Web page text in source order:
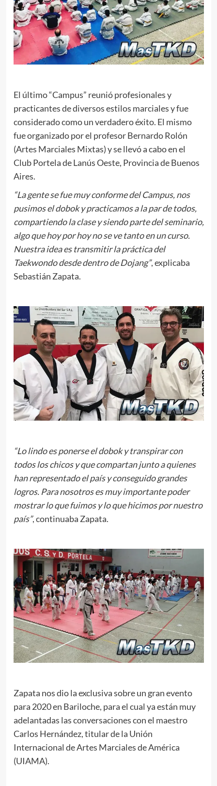
El último “Campus” reunió profesionales y
practicantes de diversos estilos marciales y fue
considerado como un verdadero éxito. El mismo
fue organizado por el profesor Bernardo Rolón
(Artes Marciales Mixtas) y se llevó a cabo en el
Club Portela de Lanús Oeste, Provincia de Buenos
Aires.
“La gente se fue muy conforme del Campus, nos
pusimos el dobok y practicamos a la par de todos,
compartiendo la clase y siendo parte del seminario,
algo que hoy por hoy no se ve tanto en un curso.
Nuestra idea es transmitir la práctica del
Taekwondo desde dentro de Dojang”, explicaba
Sebastián Zapata.
“Lo lindo es ponerse el dobok y transpirar con
todos los chicos y que compartan junto a quienes
han representado el país y conseguido grandes
logros. Para nosotros es muy importante poder
mostrar lo que fuimos y lo que hicimos por nuestro
país”, continuaba Zapata.
Zapata nos dio la exclusiva sobre un gran evento
para 2020 en Bariloche, para el cual ya están muy
adelantadas las conversaciones con el maestro
Carlos Hernández, titular de la Unión
Internacional de Artes Marciales de América
(UIAMA).